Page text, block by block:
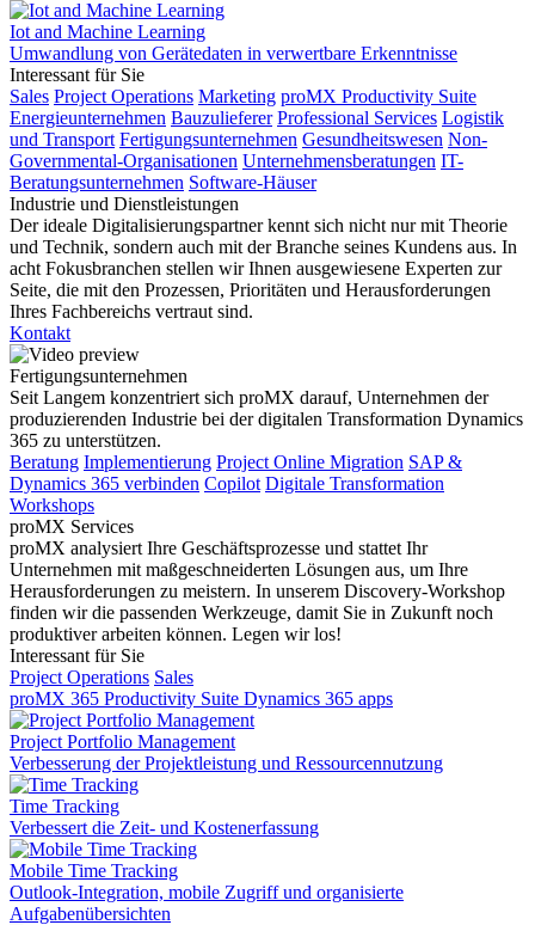
Iot and Machine Learning
Umwandlung von Gerätedaten in verwertbare Erkenntnisse
Interessant für Sie
Sales Project Operations Marketing proMX Productivity Suite
Energieunternehmen Bauzulieferer Professional Services Logistik
und Transport Fertigungsunternehmen Gesundheitswesen Non-
Governmental-Organisationen Unternehmensberatungen IT-
Beratungsunternehmen Software-Häuser
Industrie und Dienstleistungen
Der ideale Digitalisierungspartner kennt sich nicht nur mit Theorie
und Technik, sondern auch mit der Branche seines Kundens aus. In
acht Fokusbranchen stellen wir Ihnen ausgewiesene Experten zur
Seite, die mit den Prozessen, Prioritäten und Herausforderungen
Ihres Fachbereichs vertraut sind.
Kontakt
Fertigungsunternehmen
Seit Langem konzentriert sich proMX darauf, Unternehmen der
produzierenden Industrie bei der digitalen Transformation Dynamics
365 zu unterstützen.
Beratung Implementierung Project Online Migration SAP &
Dynamics 365 verbinden Copilot Digitale Transformation
Workshops
proMX Services
proMX analysiert Ihre Geschäftsprozesse und stattet Ihr
Unternehmen mit maßgeschneiderten Lösungen aus, um Ihre
Herausforderungen zu meistern. In unserem Discovery-Workshop
finden wir die passenden Werkzeuge, damit Sie in Zukunft noch
produktiver arbeiten können. Legen wir los!
Interessant für Sie
Project Operations Sales
proMX 365 Productivity Suite Dynamics 365 apps
Project Portfolio Management
Verbesserung der Projektleistung und Ressourcennutzung
Time Tracking
Verbessert die Zeit- und Kostenerfassung
Mobile Time Tracking
Outlook-Integration, mobile Zugriff und organisierte
Aufgabenübersichten